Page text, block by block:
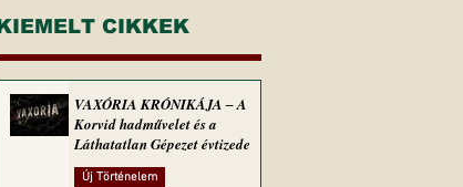
CIKKEK
VAXÓRIA KRÓNIKÁJA ‒ A
Korvid hadművelet és a
Láthatatlan Gépezet évtizede
Új Történelem